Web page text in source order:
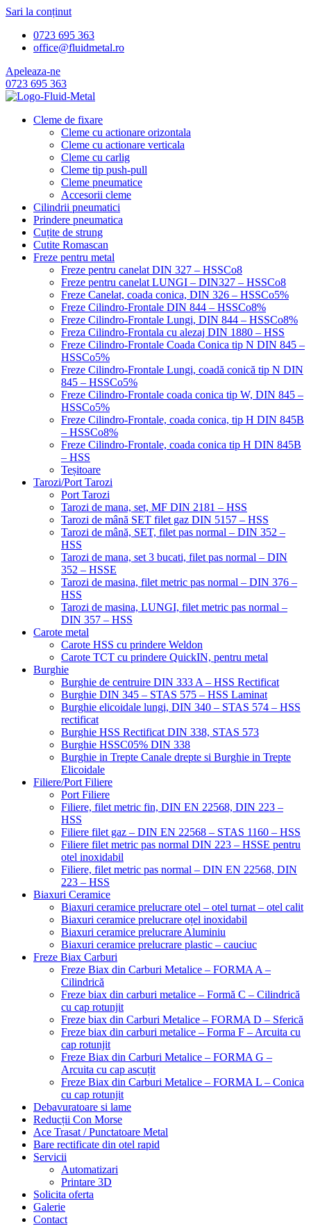
Sari la conținut
0723 695 363
office@fluidmetal.ro
Apeleaza-ne
0723 695 363
Cleme de fixare
Cleme cu actionare orizontala
Cleme cu actionare verticala
Cleme cu carlig
Cleme tip push-pull
Cleme pneumatice
Accesorii cleme
Cilindrii pneumatici
Prindere pneumatica
Cuțite de strung
Cutite Romascan
Freze pentru metal
Freze pentru canelat DIN 327 – HSSCo8
Freze pentru canelat LUNGI – DIN327 – HSSCo8
Freze Canelat, coada conica, DIN 326 – HSSCo5%
Freze Cilindro-Frontale DIN 844 – HSSCo8%
Freze Cilindro-Frontale Lungi, DIN 844 – HSSCo8%
Freza Cilindro-Frontala cu alezaj DIN 1880 – HSS
Freze Cilindro-Frontale Coada Conica tip N DIN 845 –
HSSCo5%
Freze Cilindro-Frontale Lungi, coadă conică tip N DIN
845 – HSSCo5%
Freze Cilindro-Frontale coada conica tip W, DIN 845 –
HSSCo5%
Freze Cilindro-Frontale, coada conica, tip H DIN 845B
– HSSCo8%
Freze Cilindro-Frontale, coada conica tip H DIN 845B
– HSS
Teșitoare
Tarozi/Port Tarozi
Port Tarozi
Tarozi de mana, set, MF DIN 2181 – HSS
Tarozi de mână SET filet gaz DIN 5157 – HSS
Tarozi de mână, SET, filet pas normal – DIN 352 –
HSS
Tarozi de mana, set 3 bucati, filet pas normal – DIN
352 – HSSE
Tarozi de masina, filet metric pas normal – DIN 376 –
HSS
Tarozi de masina, LUNGI, filet metric pas normal –
DIN 357 – HSS
Carote metal
Carote HSS cu prindere Weldon
Carote TCT cu prindere QuickIN, pentru metal
Burghie
Burghie de centruire DIN 333 A – HSS Rectificat
Burghie DIN 345 – STAS 575 – HSS Laminat
Burghie elicoidale lungi, DIN 340 – STAS 574 – HSS
rectificat
Burghie HSS Rectificat DIN 338, STAS 573
Burghie HSSC05% DIN 338
Burghie in Trepte Canale drepte si Burghie in Trepte
Elicoidale
Filiere/Port Filiere
Port Filiere
Filiere, filet metric fin, DIN EN 22568, DIN 223 –
HSS
Filiere filet gaz – DIN EN 22568 – STAS 1160 – HSS
Filiere filet metric pas normal DIN 223 – HSSE pentru
otel inoxidabil
Filiere, filet metric pas normal – DIN EN 22568, DIN
223 – HSS
Biaxuri Ceramice
Biaxuri ceramice prelucrare otel – otel turnat – otel calit
Biaxuri ceramice prelucrare oțel inoxidabil
Biaxuri ceramice prelucrare Aluminiu
Biaxuri ceramice prelucrare plastic – cauciuc
Freze Biax Carburi
Freze Biax din Carburi Metalice – FORMA A –
Cilindrică
Freze biax din carburi metalice – Formă C – Cilindrică
cu cap rotunjit
Freze biax din Carburi Metalice – FORMA D – Sferică
Freze biax din carburi metalice – Forma F – Arcuita cu
cap rotunjit
Freze Biax din Carburi Metalice – FORMA G –
Arcuita cu cap ascuțit
Freze Biax din Carburi Metalice – FORMA L – Conica
cu cap rotunjit
Debavuratoare si lame
Reducții Con Morse
Ace Trasat / Punctatoare Metal
Bare rectificate din otel rapid
Servicii
Automatizari
Printare 3D
Solicita oferta
Galerie
Contact